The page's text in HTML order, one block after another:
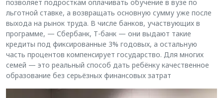
позволяет подросткам оплачивать обучение в вузе по
льготной ставке, а возвращать основную сумму уже после
выхода на рынок труда. В числе банков, участвующих в
программе, — Сбербанк, Т-банк — они выдают такие
кредиты под фиксированные 3% годовых, а остальную
часть процентов компенсирует государство. Для многих
семей — это реальный способ дать ребёнку качественное
образование без серьёзных финансовых затрат